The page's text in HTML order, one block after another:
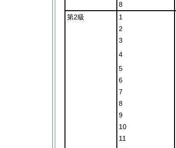
8
第2級
1
2
3
4
5
6
7
8
9
10
11